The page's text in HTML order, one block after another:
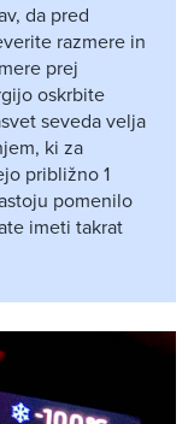
da pred
razmere in
prej
oskrbite
seveda velja
ki za
približno 1
pomenilo
imeti takrat